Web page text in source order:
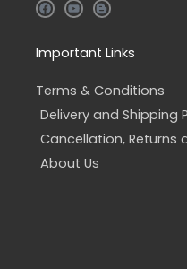
a
b
o
k
o
u
b
l
g
e
-
b
Important Links
Terms & Conditions
Delivery and Shipping
Cancellation, Returns
About Us